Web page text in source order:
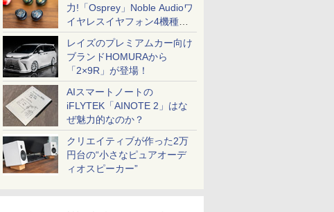
力!「Osprey」Noble Audioワ
イヤレスイヤフォン4機種を
一気に聴く
レイズのプレミアムカー向け
ブランドHOMURAから
「2×9R」が登場！
AIスマートノートの
iFLYTEK「AINOTE 2」はな
ぜ魅力的なのか？
クリエイティブが作った2万
円台の“小さなピュアオーデ
ィオスピーカー”